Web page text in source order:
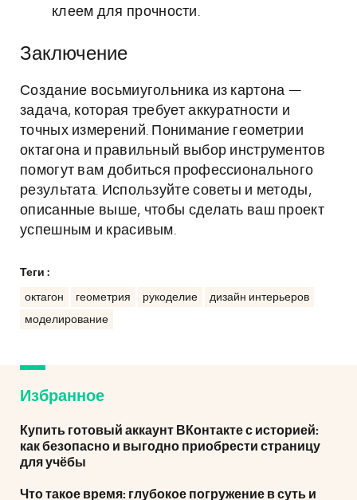
клеем для прочности.
Заключение
Создание восьмиугольника из картона —
задача, которая требует аккуратности и
точных измерений. Понимание геометрии
октагона и правильный выбор инструментов
помогут вам добиться профессионального
результата. Используйте советы и методы,
описанные выше, чтобы сделать ваш проект
успешным и красивым.
Теги :
октагон геометрия рукоделие
дизайн интерьеров
моделирование
Избранное
Купить готовый аккаунт ВКонтакте с историей:
как безопасно и выгодно приобрести страницу
для учёбы
Что такое время: глубокое погружение в суть и